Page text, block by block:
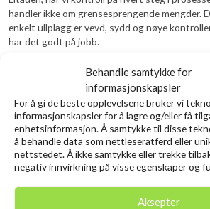
Behandle samtykke for
informasjonskapsler
For å gi de beste opplevelsene bruker vi
informasjonskapsler for å lagre og/eller få
enhetsinformasjon. Å samtykke til disse
å behandle data som nettleseratferd eller
nettstedet. Å ikke samtykke eller trekke
negativ innvirkning på visse egenskaper og
Aksepter
handler ikke om grensesprengende mengder.
enkelt ullplagg er vevd, sydd og nøye
har det godt på jobb.
Siste innlegg
Tips til hvordan du kan pakke sekken
8 tips for å holde deg varm, tørr og trygg
Isfiske – en morsom og spennende
vinterentusiaster